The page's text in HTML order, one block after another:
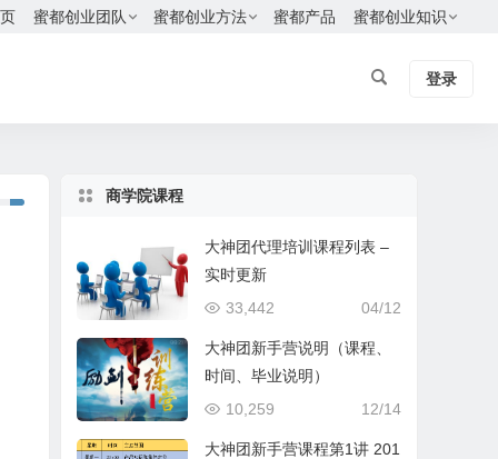
蜜都创业团队 蜜都创业方法 蜜都产品 蜜都创业知识
登录
商学院课程
大神团代理培训课程列表 –
实时更新
04/12
33,442
大神团新手营说明（课程、
时间、毕业说明）
12/14
10,259
大神团新手营课程第1讲 201